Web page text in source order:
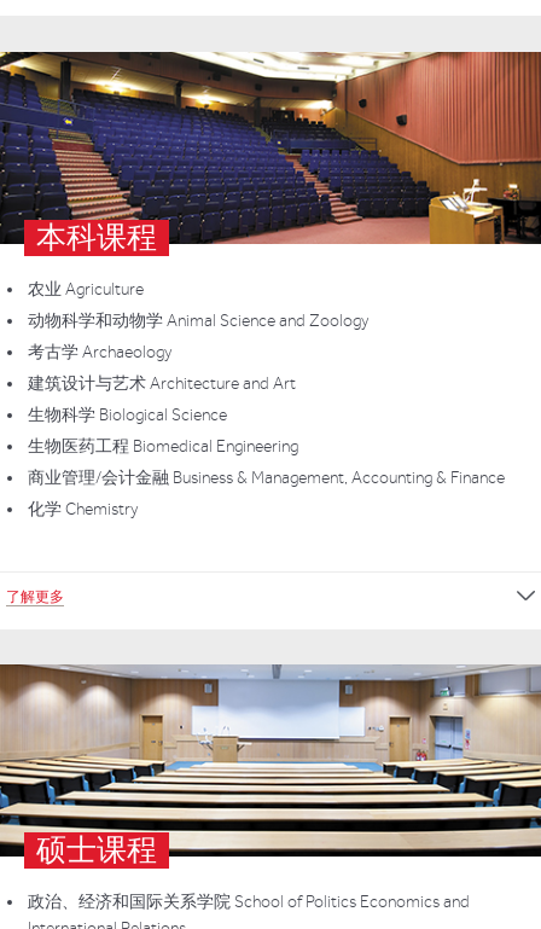
本科课程
农业 Agriculture
动物科学和动物学 Animal Science and Zoology
考古学 Archaeology
建筑设计与艺术 Architecture and Art
生物科学 Biological Science
生物医药工程 Biomedical Engineering
商业管理/会计金融 Business & Management, Accounting & Finance
化学 Chemistry
了解更多
硕士课程
政治、经济和国际关系学院 School of Politics Economics and